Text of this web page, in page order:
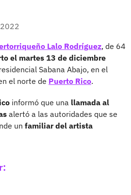
Lalo Rodríguez, de 64
el martes 13 de diciembre
Sabana Abajo, en el
el norte de Puerto Rico.
informó que una llamada al
alertó a las autoridades que se
un familiar del artista